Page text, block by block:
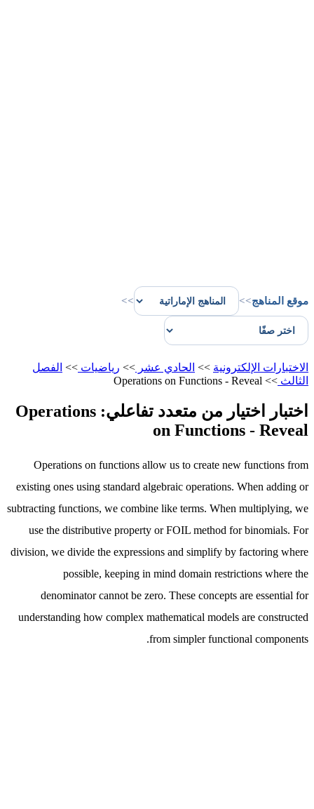
موقع المناهج>>
>>
الاختبارات الإلكترونية >> الحادي عشر >> رياضيات >> الفصل
الثالث >>
Operations on Functions - Reveal
اختبار اختيار من متعدد تفاعلي: Operations
on Functions - Reveal
Operations on functions allow us to create new functions from
existing ones using standard algebraic operations. When adding or
subtracting functions, we combine like terms. When multiplying, we
use the distributive property or FOIL method for binomials. For
division, we divide the expressions and simplify by factoring where
possible, keeping in mind domain restrictions where the
denominator cannot be zero. These concepts are essential for
understanding how complex mathematical models are constructed
from simpler functional components.